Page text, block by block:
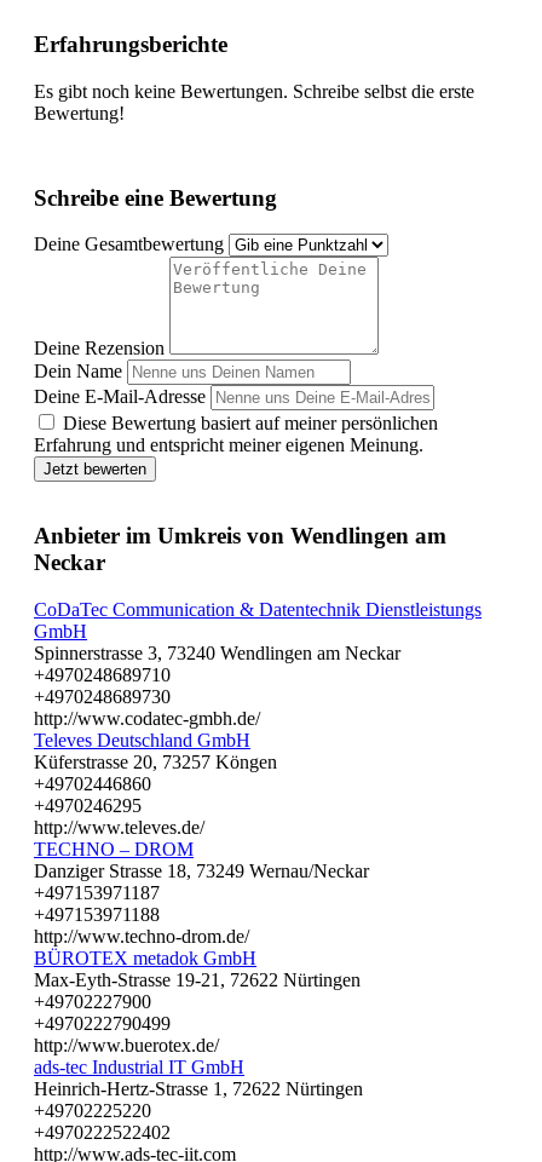
Erfahrungsberichte
Es gibt noch keine Bewertungen. Schreibe selbst die erste
Bewertung!
Schreibe eine Bewertung
Deine Gesamtbewertung
Deine Rezension
Dein Name
Deine E-Mail-Adresse
Diese Bewertung basiert auf meiner persönlichen
Erfahrung und entspricht meiner eigenen Meinung.
Jetzt bewerten
Anbieter im Umkreis von Wendlingen am
Neckar
CoDaTec Communication & Datentechnik Dienstleistungs
GmbH
Spinnerstrasse 3, 73240 Wendlingen am Neckar
+4970248689710
+4970248689730
http://www.codatec-gmbh.de/
Televes Deutschland GmbH
Küferstrasse 20, 73257 Köngen
+49702446860
+4970246295
http://www.televes.de/
TECHNO – DROM
Danziger Strasse 18, 73249 Wernau/Neckar
+497153971187
+497153971188
http://www.techno-drom.de/
BÜROTEX metadok GmbH
Max-Eyth-Strasse 19-21, 72622 Nürtingen
+49702227900
+4970222790499
http://www.buerotex.de/
ads-tec Industrial IT GmbH
Heinrich-Hertz-Strasse 1, 72622 Nürtingen
+49702225220
+4970222522402
http://www.ads-tec-iit.com